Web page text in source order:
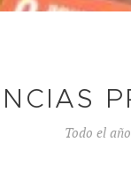
Todo el